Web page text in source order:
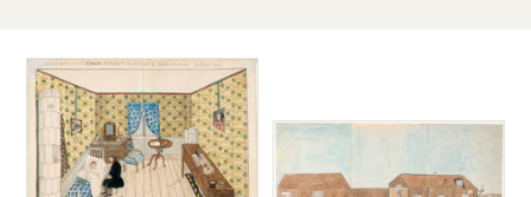
Lista
Karta
träffar